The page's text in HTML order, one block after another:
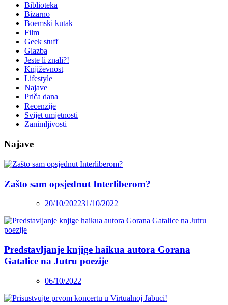
Biblioteka
Bizarno
Boemski kutak
Film
Geek stuff
Glazba
Jeste li znali?!
Književnost
Lifestyle
Najave
Priča dana
Recenzije
Svijet umjetnosti
Zanimljivosti
Najave
Zašto sam opsjednut Interliberom?
20/10/202231/10/2022
Predstavljanje knjige haikua autora Gorana
Gatalice na Jutru poezije
06/10/2022